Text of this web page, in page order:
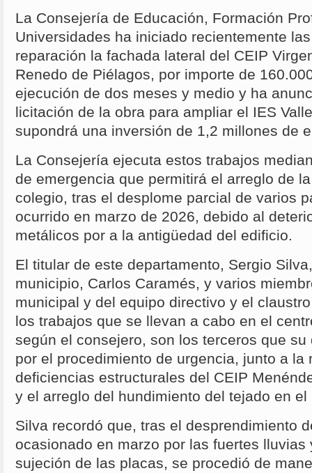
La Consejería de Educación, Formación
Universidades ha iniciado recientemente
reparación la fachada lateral del CEIP
Renedo de Piélagos, por importe de
ejecución de dos meses y medio y ha
licitación de la obra para ampliar el IES
supondrá una inversión de 1,2 millones de
La Consejería ejecuta estos trabajos
de emergencia que permitirá el arreglo de
colegio, tras el desplome parcial de varios
ocurrido en marzo de 2026, debido al
metálicos por a la antigüedad del edificio.
El titular de este departamento, Sergio
municipio, Carlos Caramés, y varios
municipal y del equipo directivo y el
los trabajos que se llevan a cabo en el
según el consejero, son los terceros que
por el procedimiento de urgencia, junto a la
deficiencias estructurales del CEIP
y el arreglo del hundimiento del tejado en el
Silva recordó que, tras el desprendimiento
ocasionado en marzo por las fuertes lluvias
sujeción de las placas, se procedió de